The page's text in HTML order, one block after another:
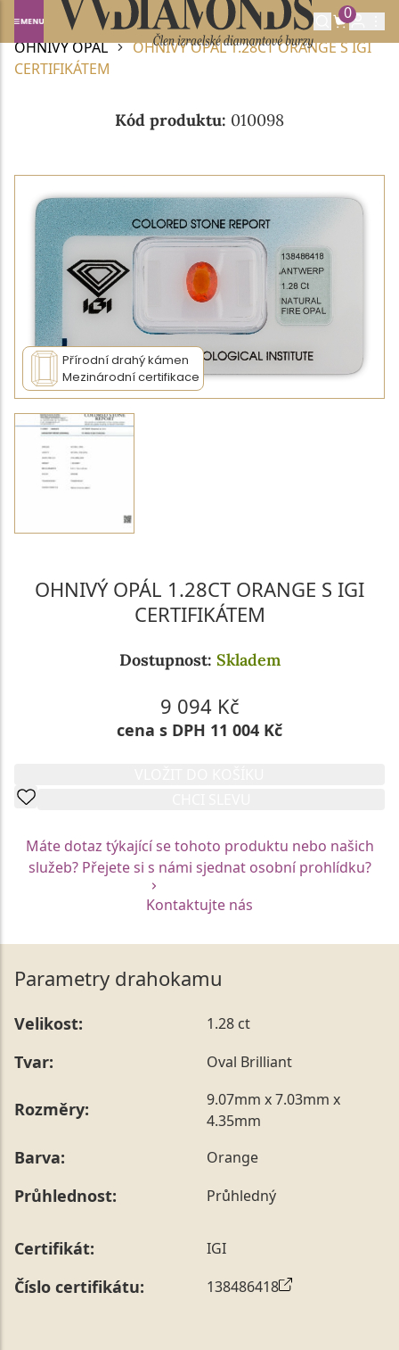
0
Domů
DRAHOKAMY A POLODRAHOKAMY
OHNIVÝ OPÁL
OHNIVÝ OPÁL 1.28CT ORANGE S IGI
CERTIFIKÁTEM
Kód produktu: 010098
Přírodní drahý kámen
Mezinárodní certifikace
OHNIVÝ OPÁL 1.28CT ORANGE S IGI
CERTIFIKÁTEM
Dostupnost: Skladem
9 094 Kč
cena s DPH 11 004 Kč
Máte dotaz týkající se tohoto produktu nebo našich
služeb? Přejete si s námi sjednat osobní prohlídku?
Kontaktujte nás
Parametry drahokamu
Velikost: 1.28 ct
Tvar: Oval Brilliant
Rozměry:
9.07mm x 7.03mm x
4.35mm
Barva: Orange
Průhlednost: Průhledný
Certifikát: IGI
Číslo certifikátu: 138486418